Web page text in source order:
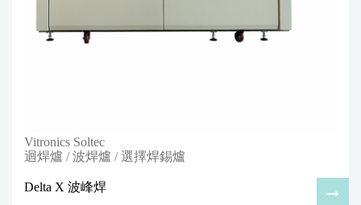
Vitronics Soltec
迴焊爐 / 波焊爐 / 選擇焊錫爐
Delta X 波峰焊